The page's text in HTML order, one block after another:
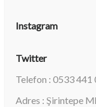
Instagram
Twitter
Telefon : 0533 441
Adres : Şirintepe